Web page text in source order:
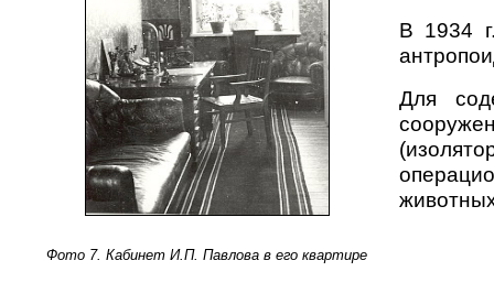
Фото 7. Кабинет И.П. Павлова в его квартире
В 1934
Для